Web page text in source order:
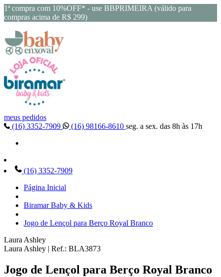
1ª compra com 10%OFF* - use BBPRIMEIRA (válido para
compras acima de R$ 299)
meus pedidos
(16) 3352-7909
(16) 98166-8610 seg. a sex. das 8h às 17h
(16) 3352-7909
Página Inicial
Biramar Baby & Kids
Jogo de Lençol para Berço Royal Branco
Laura Ashley
Laura Ashley | Ref.: BLA3873
Jogo de Lençol para Berço Royal Branco